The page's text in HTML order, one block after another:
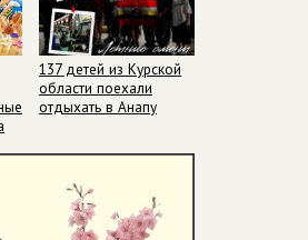
облака и дожди
137 детей из Курской
области поехали
отдыхать в Анапу